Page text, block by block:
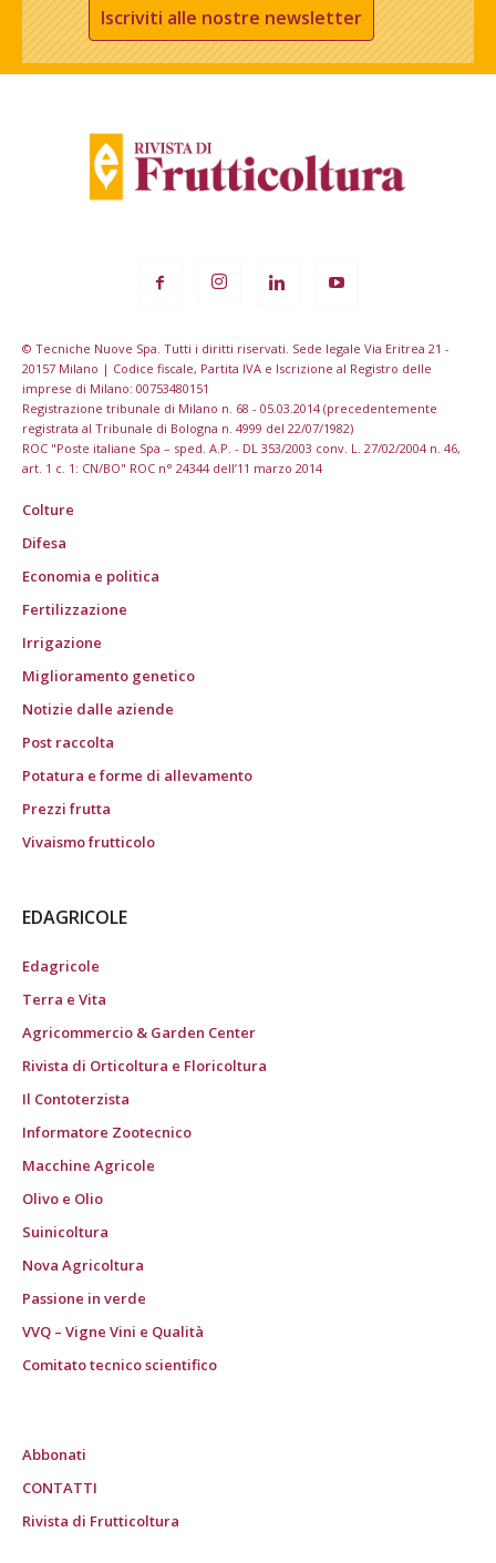
Iscriviti alle nostre newsletter
© Tecniche Nuove Spa. Tutti i diritti riservati. Sede legale Via Eritrea 21 -
20157 Milano | Codice fiscale, Partita IVA e Iscrizione al Registro delle
imprese di Milano: 00753480151
Registrazione tribunale di Milano n. 68 - 05.03.2014 (precedentemente
registrata al Tribunale di Bologna n. 4999 del 22/07/1982)
ROC "Poste italiane Spa – sped. A.P. - DL 353/2003 conv. L. 27/02/2004 n. 46,
art. 1 c. 1: CN/BO" ROC n° 24344 dell’11 marzo 2014
Colture
Difesa
Economia e politica
Fertilizzazione
Irrigazione
Miglioramento genetico
Notizie dalle aziende
Post raccolta
Potatura e forme di allevamento
Prezzi frutta
Vivaismo frutticolo
EDAGRICOLE
Edagricole
Terra e Vita
Agricommercio & Garden Center
Rivista di Orticoltura e Floricoltura
Il Contoterzista
Informatore Zootecnico
Macchine Agricole
Olivo e Olio
Suinicoltura
Nova Agricoltura
Passione in verde
VVQ – Vigne Vini e Qualità
Comitato tecnico scientifico
Abbonati
CONTATTI
Rivista di Frutticoltura